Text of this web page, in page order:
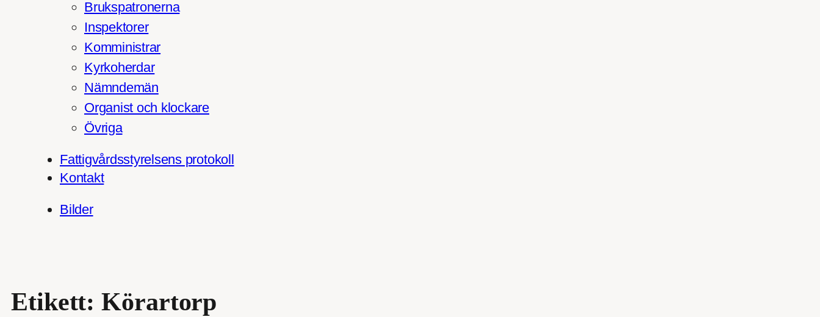
Brukspatronerna
Inspektorer
Komministrar
Kyrkoherdar
Nämndemän
Organist och klockare
Övriga
Fattigvårdsstyrelsens protokoll
Kontakt
Bilder
Etikett:Körartorp